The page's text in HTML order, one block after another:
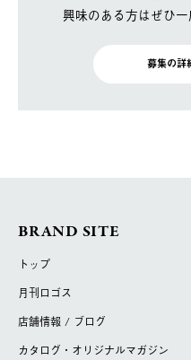
興味のある方はぜひ一
募集の詳
BRAND SITE
トップ
月刊ロゴス
店舗情報 / ブログ
カタログ・オリジナルマガジン